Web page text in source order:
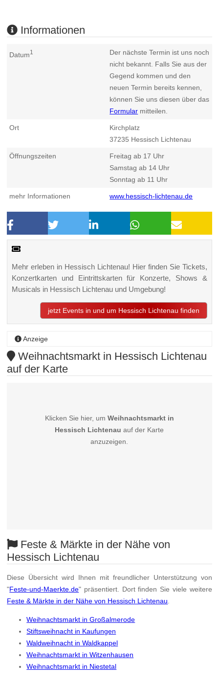
Informationen
Datum1
Der nächste Termin ist uns noch
nicht bekannt. Falls Sie aus der
Gegend kommen und den
neuen Termin bereits kennen,
können Sie uns diesen über das
Formular mitteilen.
Ort
Kirchplatz
37235 Hessisch Lichtenau
Öffnungszeiten
Freitag ab 17 Uhr
Samstag ab 14 Uhr
Sonntag ab 11 Uhr
mehr Informationen www.hessisch-lichtenau.de
Mehr erleben in Hessisch Lichtenau! Hier finden Sie Tickets,
Konzertkarten und Eintrittskarten für Konzerte, Shows &
Musicals in Hessisch Lichtenau und Umgebung!
jetzt Events in und um Hessisch Lichtenau finden
Anzeige
Weihnachtsmarkt in Hessisch Lichtenau
auf der Karte
Klicken Sie hier, um Weihnachtsmarkt in
Hessisch Lichtenau auf der Karte
anzuzeigen.
Feste & Märkte in der Nähe von
Hessisch Lichtenau
Diese Übersicht wird Ihnen mit freundlicher Unterstützung von
"Feste-und-Maerkte.de" präsentiert. Dort finden Sie viele weitere
Feste & Märkte in der Nähe von Hessisch Lichtenau
Weihnachtsmarkt in Großalmerode
Stiftsweihnacht in Kaufungen
Waldweihnacht in Waldkappel
Weihnachtsmarkt in Witzenhausen
Weihnachtsmarkt in Niestetal